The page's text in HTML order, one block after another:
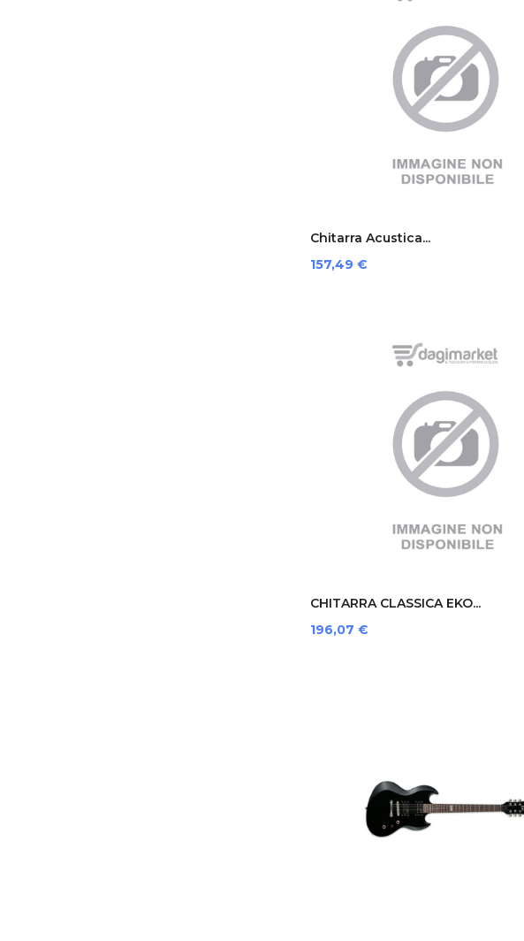
Chitarra Acustica...
Prezzo
157,49 €
CHITARRA CLASSICA EKO...
Prezzo
196,07 €